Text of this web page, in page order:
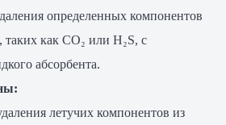
определенных компонентов
таких как CO₂ или H₂S, с
абсорбента.
летучих компонентов из